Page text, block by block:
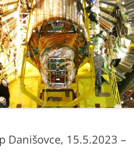
Danišovce, 15.5.2023 –